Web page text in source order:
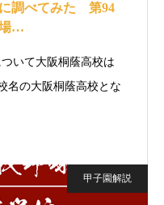
調べてみた 第94
場…
いて大阪桐蔭高校は
名の大阪桐蔭高校とな
甲子園解説